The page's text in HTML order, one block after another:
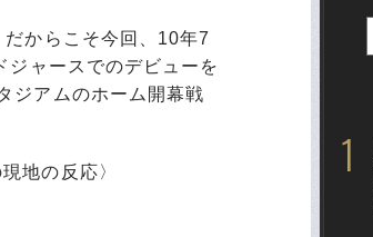
からこそ今回、10年7
ャースでのデビューを
ジアムのホーム開幕戦
地の反応〉